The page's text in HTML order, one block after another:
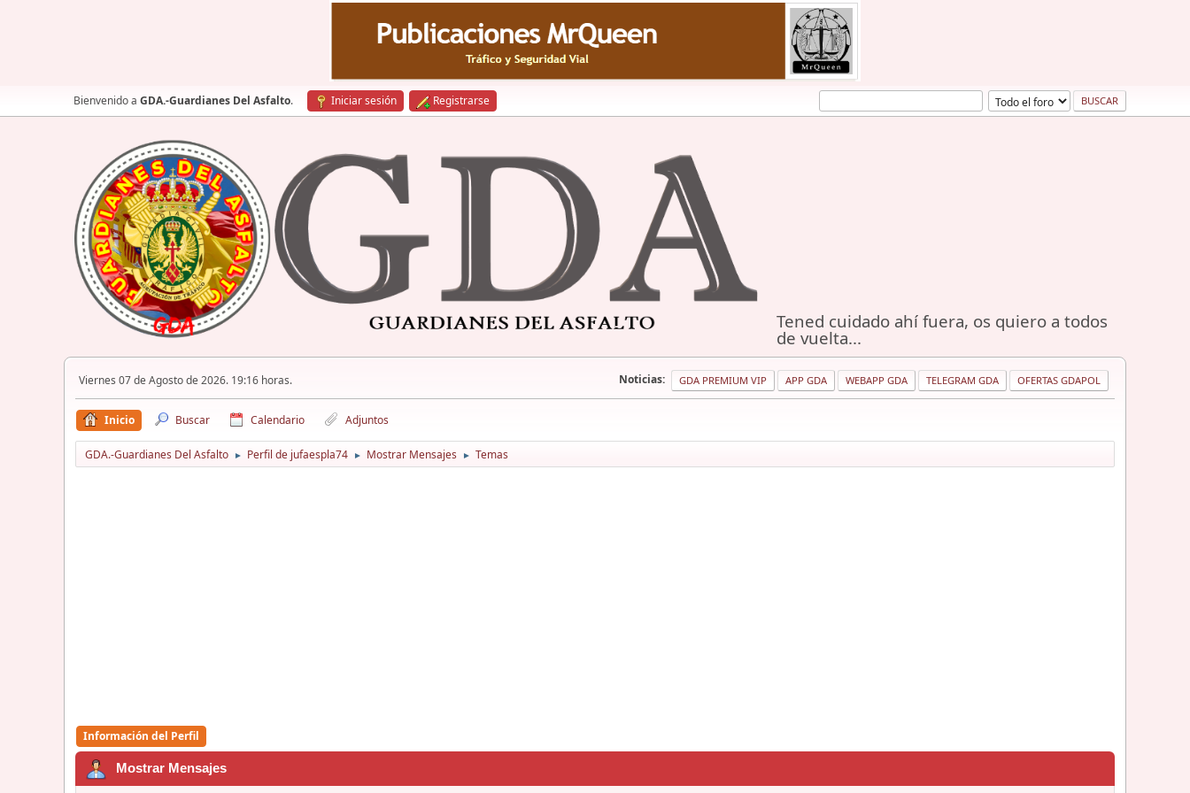
Bienvenido a GDA.-Guardianes Del Asfalto. Iniciar sesión Registrarse
Tened cuidado ahí fuera, os quiero a todos
de vuelta...
Viernes 07 de Agosto de 2026. 19:16 horas. Noticias: GDA PREMIUM VIP APP GDA WEBAPP GDA TELEGRAM GDA OFERTAS GDAPOL
Inicio Buscar Calendario Adjuntos
GDA.-Guardianes Del Asfalto ► Perfil de jufaespla74 ► Mostrar Mensajes ► Temas
Información del Perfil
Mostrar Mensajes